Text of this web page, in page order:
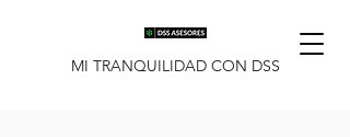
MI TRANQUILIDAD CON DSS